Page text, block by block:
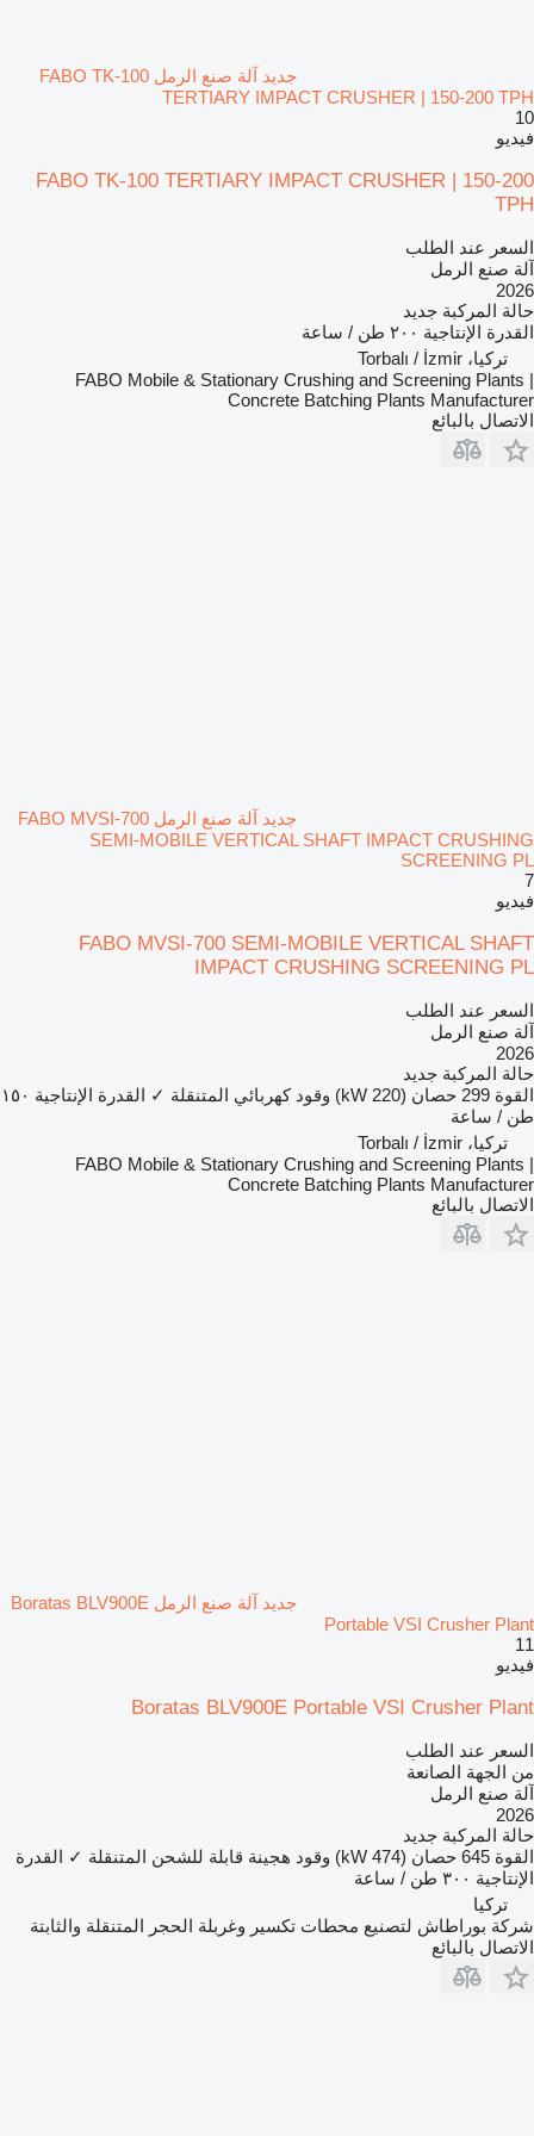
جديد آلة صنع الرمل FABO TK-100
TERTIARY IMPACT CRUSHER | 150-200 TPH
10
فيديو
FABO TK-100 TERTIARY IMPACT CRUSHER | 150-200
TPH
السعر عند الطلب
آلة صنع الرمل
2026
حالة المركبة جديد
القدرة الإنتاجية ٢٠٠ طن / ساعة
تركيا، Torbalı / İzmir
FABO Mobile & Stationary Crushing and Screening Plants |
Concrete Batching Plants Manufacturer
الاتصال بالبائع
جديد آلة صنع الرمل FABO MVSI-700
SEMI-MOBILE VERTICAL SHAFT IMPACT CRUSHING
SCREENING PL
7
فيديو
FABO MVSI-700 SEMI-MOBILE VERTICAL SHAFT
IMPACT CRUSHING SCREENING PL
السعر عند الطلب
آلة صنع الرمل
2026
حالة المركبة جديد
القوة 299 حصان (220 kW) وقود كهربائي المتنقلة ✓ القدرة الإنتاجية ١٥٠
طن / ساعة
تركيا، Torbalı / İzmir
FABO Mobile & Stationary Crushing and Screening Plants |
Concrete Batching Plants Manufacturer
الاتصال بالبائع
جديد آلة صنع الرمل Boratas BLV900E
Portable VSI Crusher Plant
11
فيديو
Boratas BLV900E Portable VSI Crusher Plant
السعر عند الطلب
من الجهة الصانعة
آلة صنع الرمل
2026
حالة المركبة جديد
القوة 645 حصان (474 kW) وقود هجينة قابلة للشحن المتنقلة ✓ القدرة
الإنتاجية ٣٠٠ طن / ساعة
تركيا
شركة بوراطاش لتصنيع محطات تكسير وغربلة الحجر المتنقلة والثابتة
الاتصال بالبائع